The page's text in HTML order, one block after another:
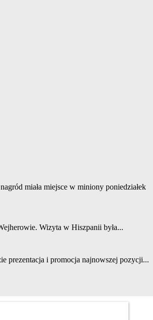
miała miejsce w miniony poniedziałek
Wizyta w Hiszpanii była...
prezentacja i promocja najnowszej pozycji...